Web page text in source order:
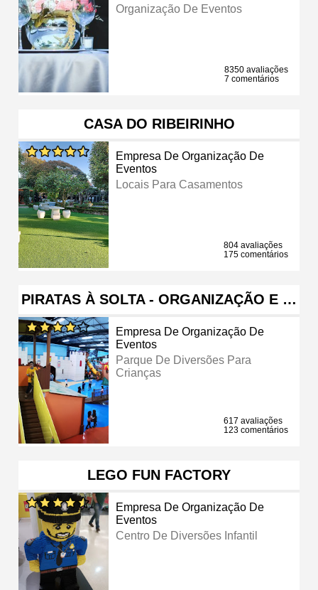
Organização De Eventos
8350 avaliações
7 comentários
CASA DO RIBEIRINHO
Empresa De Organização De
Eventos
Locais Para Casamentos
804 avaliações
175 comentários
PIRATAS À SOLTA - ORGANIZAÇÃO E …
Empresa De Organização De
Eventos
Parque De Diversões Para
Crianças
617 avaliações
123 comentários
LEGO FUN FACTORY
Empresa De Organização De
Eventos
Centro De Diversões Infantil